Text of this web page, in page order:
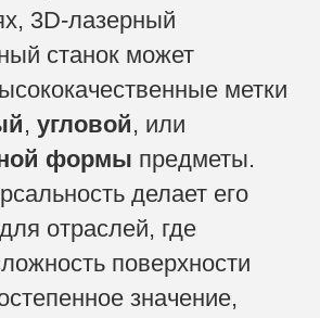
3D-лазерный
станок может
метки
, угловой, или
формы предметы.
делает его
отраслей, где
поверхности
значение,